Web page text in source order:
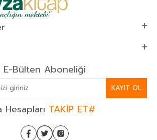
E-Bülten Aboneliği
KAYIT OL
TAKİP ET#